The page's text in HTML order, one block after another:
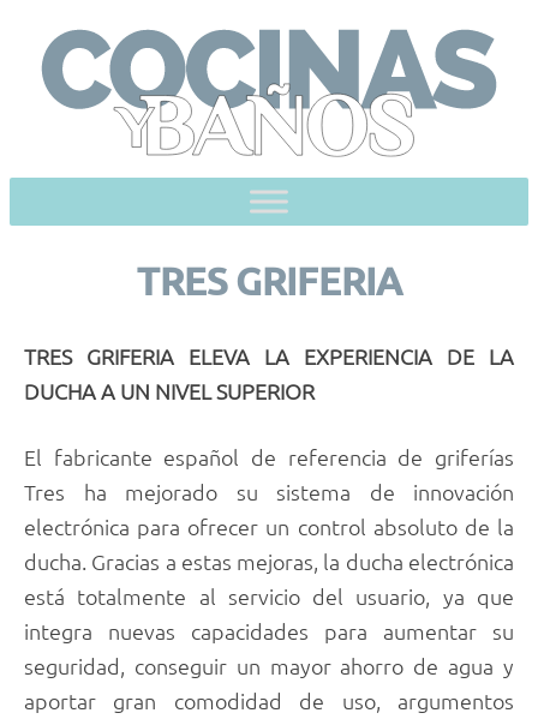
content
TRES GRIFERIA
TRES GRIFERIA ELEVA LA EXPERIENCIA DE LA
DUCHA A UN NIVEL SUPERIOR
El fabricante español de referencia de griferías
Tres ha mejorado su sistema de innovación
electrónica para ofrecer un control absoluto de la
ducha. Gracias a estas mejoras, la ducha electrónica
está totalmente al servicio del usuario, ya que
integra nuevas capacidades para aumentar su
seguridad, conseguir un mayor ahorro de agua y
aportar gran comodidad de uso, argumentos